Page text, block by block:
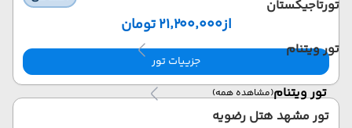
تورتاجیکستان
تور ویتنام
تور ویتنام(مشاهده همه)
از۲۱٬۲۰۰٬۰۰۰ تومان
جزییات تور
تور مشهد هتل رضویه